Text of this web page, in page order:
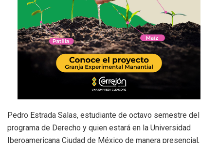
Pedro Estrada Salas, estudiante de octavo semestre del
programa de Derecho y quien estará en la Universidad
Iberoamericana Ciudad de México de manera presencial,